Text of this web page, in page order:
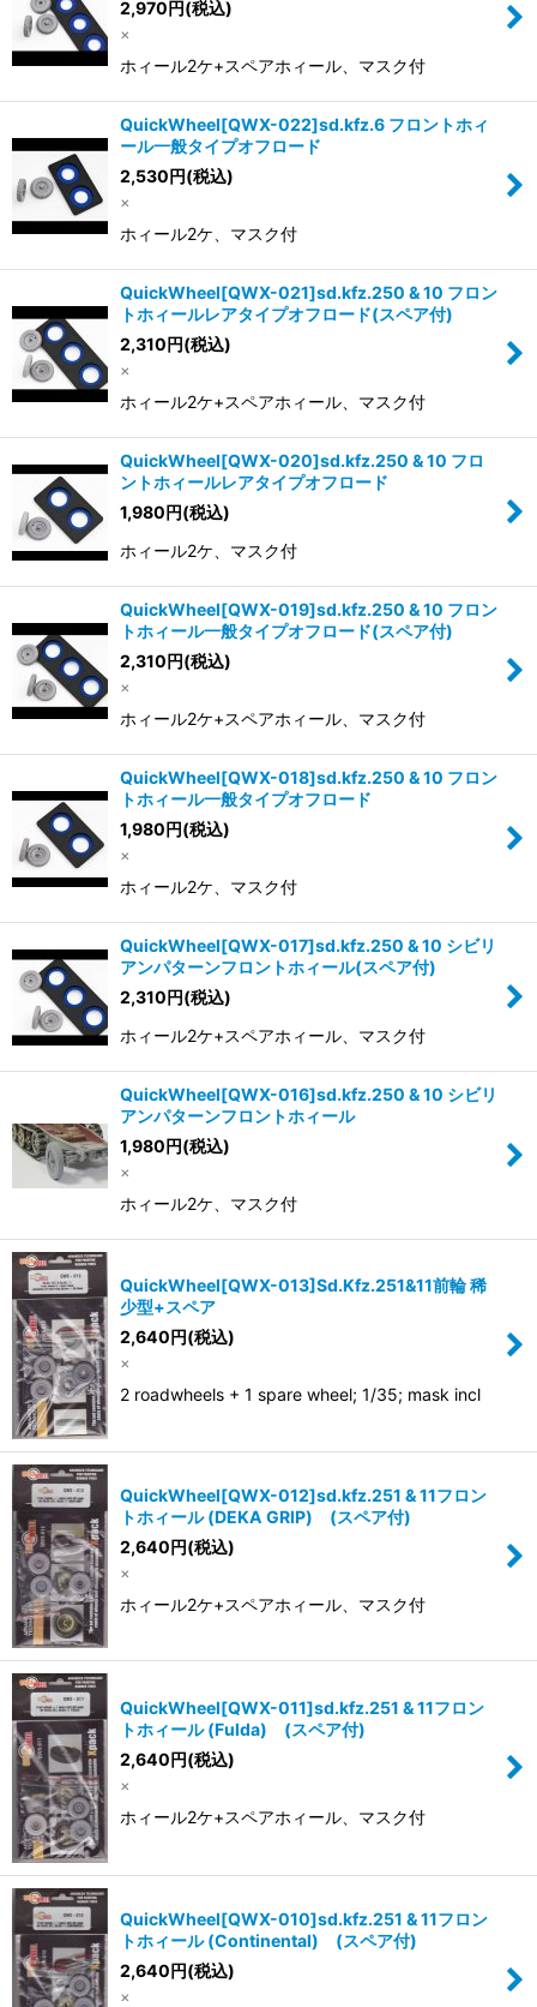
2,970円(税込)
×
ホィール2ケ+スペアホィール、マスク付
QuickWheel[QWX-022]sd.kfz.6 フロントホィ
ール一般タイプオフロード
2,530円(税込)
×
ホィール2ケ、マスク付
QuickWheel[QWX-021]sd.kfz.250 & 10 フロン
トホィールレアタイプオフロード(スペア付)
2,310円(税込)
×
ホィール2ケ+スペアホィール、マスク付
QuickWheel[QWX-020]sd.kfz.250 & 10 フロ
ントホィールレアタイプオフロード
1,980円(税込)
ホィール2ケ、マスク付
QuickWheel[QWX-019]sd.kfz.250 & 10 フロン
トホィール一般タイプオフロード(スペア付)
2,310円(税込)
×
ホィール2ケ+スペアホィール、マスク付
QuickWheel[QWX-018]sd.kfz.250 & 10 フロン
トホィール一般タイプオフロード
1,980円(税込)
×
ホィール2ケ、マスク付
QuickWheel[QWX-017]sd.kfz.250 & 10 シビリ
アンパターンフロントホィール(スペア付)
2,310円(税込)
ホィール2ケ+スペアホィール、マスク付
QuickWheel[QWX-016]sd.kfz.250 & 10 シビリ
アンパターンフロントホィール
1,980円(税込)
×
ホィール2ケ、マスク付
QuickWheel[QWX-013]Sd.Kfz.251&11前輪 稀
少型+スペア
2,640円(税込)
×
2 roadwheels + 1 spare wheel; 1/35; mask incl
QuickWheel[QWX-012]sd.kfz.251 & 11フロン
トホィール (DEKA GRIP) (スペア付)
2,640円(税込)
×
ホィール2ケ+スペアホィール、マスク付
QuickWheel[QWX-011]sd.kfz.251 & 11フロン
トホィール (Fulda) (スペア付)
2,640円(税込)
×
ホィール2ケ+スペアホィール、マスク付
QuickWheel[QWX-010]sd.kfz.251 & 11フロン
トホィール (Continental) (スペア付)
2,640円(税込)
×